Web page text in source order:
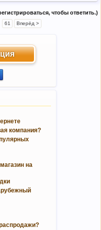
чтобы ответить.)
61 Вперёд >
компания?
на